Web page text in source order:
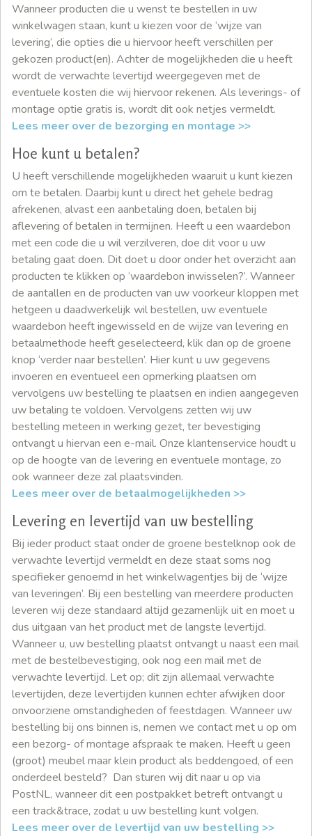
Wanneer producten die u wenst te bestellen in uw
winkelwagen staan, kunt u kiezen voor de ‘wijze van
levering’, die opties die u hiervoor heeft verschillen per
gekozen product(en). Achter de mogelijkheden die u heeft
wordt de verwachte levertijd weergegeven met de
eventuele kosten die wij hiervoor rekenen. Als leverings- of
montage optie gratis is, wordt dit ook netjes vermeldt.
Lees meer over de bezorging en montage >>
Hoe kunt u betalen?
U heeft verschillende mogelijkheden waaruit u kunt kiezen
om te betalen. Daarbij kunt u direct het gehele bedrag
afrekenen, alvast een aanbetaling doen, betalen bij
aflevering of betalen in termijnen. Heeft u een waardebon
met een code die u wil verzilveren, doe dit voor u uw
betaling gaat doen. Dit doet u door onder het overzicht aan
producten te klikken op ‘waardebon inwisselen?’. Wanneer
de aantallen en de producten van uw voorkeur kloppen met
hetgeen u daadwerkelijk wil bestellen, uw eventuele
waardebon heeft ingewisseld en de wijze van levering en
betaalmethode heeft geselecteerd, klik dan op de groene
knop ‘verder naar bestellen’. Hier kunt u uw gegevens
invoeren en eventueel een opmerking plaatsen om
vervolgens uw bestelling te plaatsen en indien aangegeven
uw betaling te voldoen. Vervolgens zetten wij uw
bestelling meteen in werking gezet, ter bevestiging
ontvangt u hiervan een e-mail. Onze klantenservice houdt u
op de hoogte van de levering en eventuele montage, zo
ook wanneer deze zal plaatsvinden.
Lees meer over de betaalmogelijkheden >>
Levering en levertijd van uw bestelling
Bij ieder product staat onder de groene bestelknop ook de
verwachte levertijd vermeldt en deze staat soms nog
specifieker genoemd in het winkelwagentjes bij de ‘wijze
van leveringen’. Bij een bestelling van meerdere producten
leveren wij deze standaard altijd gezamenlijk uit en moet u
dus uitgaan van het product met de langste levertijd.
Wanneer u, uw bestelling plaatst ontvangt u naast een mail
met de bestelbevestiging, ook nog een mail met de
verwachte levertijd. Let op; dit zijn allemaal verwachte
levertijden, deze levertijden kunnen echter afwijken door
onvoorziene omstandigheden of feestdagen. Wanneer uw
bestelling bij ons binnen is, nemen we contact met u op om
een bezorg- of montage afspraak te maken. Heeft u geen
(groot) meubel maar klein product als beddengoed, of een
onderdeel besteld? Dan sturen wij dit naar u op via
PostNL, wanneer dit een postpakket betreft ontvangt u
een track&trace, zodat u uw bestelling kunt volgen.
Lees meer over de levertijd van uw bestelling >>